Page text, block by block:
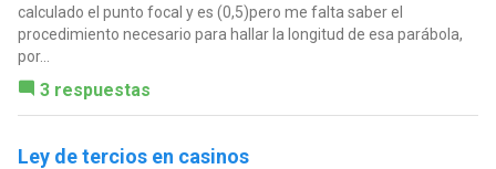
calculado el punto focal y es (0,5)pero me falta saber el
procedimiento necesario para hallar la longitud de esa parábola,
por...
3 respuestas
Ley de tercios en casinos